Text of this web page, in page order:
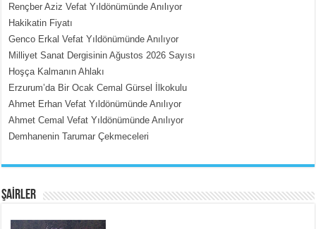
MEHMET ÇOBAN
İçerdeki Put Dışardaki Maskeler...
Rençber Aziz Vefat Yıldönümünde Anılıyor
Hakikatin Fiyatı
Genco Erkal Vefat Yıldönümünde Anılıyor
Milliyet Sanat Dergisinin Ağustos 2026 Sayısı
Hoşça Kalmanın Ahlakı
Erzurum’da Bir Ocak Cemal Gürsel İlkokulu
Ahmet Erhan Vefat Yıldönümünde Anılıyor
Ahmet Cemal Vefat Yıldönümünde Anılıyor
Demhanenin Tarumar Çekmeceleri
ŞAİRLER